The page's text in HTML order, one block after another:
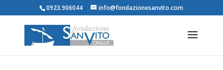
0923.906044 info@fondazionesanvito.com